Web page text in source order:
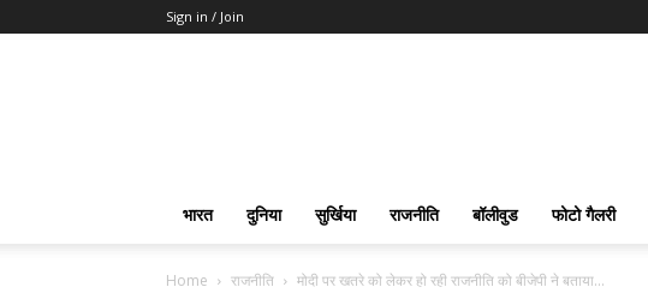
Sign in / Join
भारत दुनिया सुर्खिया राजनीति बॉलीवुड फोटो गैलरी
Home राजनीति मोदी पर खतरे को लेकर हो रही राजनीति को बीजेपी ने बताया...